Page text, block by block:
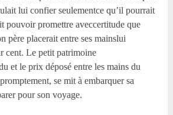
lui confier seulementce qu’il pourrait
pouvoir promettre aveccertitude que
père placerait entre ses mainslui
cent. Le petit patrimoine
et le prix déposé entre les mains du
se mit à embarquer sa
pour son voyage.